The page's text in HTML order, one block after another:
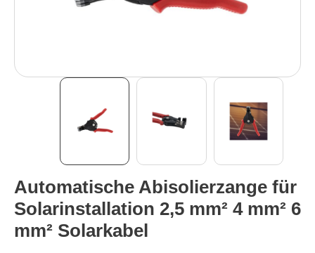
Automatische Abisolierzange für
Solarinstallation 2,5 mm² 4 mm² 6
mm² Solarkabel